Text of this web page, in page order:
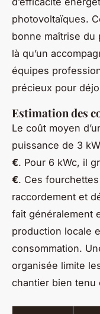
photovoltaïques.
bonne maîtrise du
là qu’un
équipes
précieux pour
Estimation des
Le coût moyen
puissance de 3
€. Pour 6 kWc, il
€. Ces
raccordement et
fait généralement
production locale
consommation.
organisée limite
chantier bien tenu